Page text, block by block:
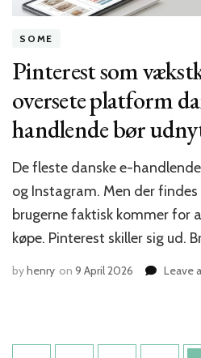
SOME
Pinterest som
oversete platform
handlende bør
De fleste danske e-
og Instagram. Men der
brugerne faktisk kommer for
køpe. Pinterest skiller sig ud.
byhenry on 9 April 2026 Leave